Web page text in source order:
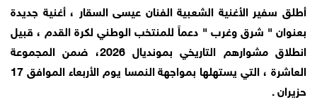
أطلق سفير الأغنية الشعبية الفنان عيسى السقار ، أغنية جديدة
بعنوان " شرق وغرب " دعماً للمنتخب الوطني لكرة القدم ، قبيل
انطلاق مشوارهم التاريخي بمونديال 2026، ضمن المجموعة
العاشرة ، التي يستهلها بمواجهة النمسا يوم الأربعاء الموافق 17
حزيران .